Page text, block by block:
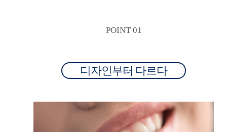
POINT 01
디자인부터 다르다